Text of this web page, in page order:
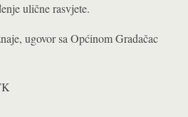
ulične rasvjete.
ugovor sa Općinom Gradačac